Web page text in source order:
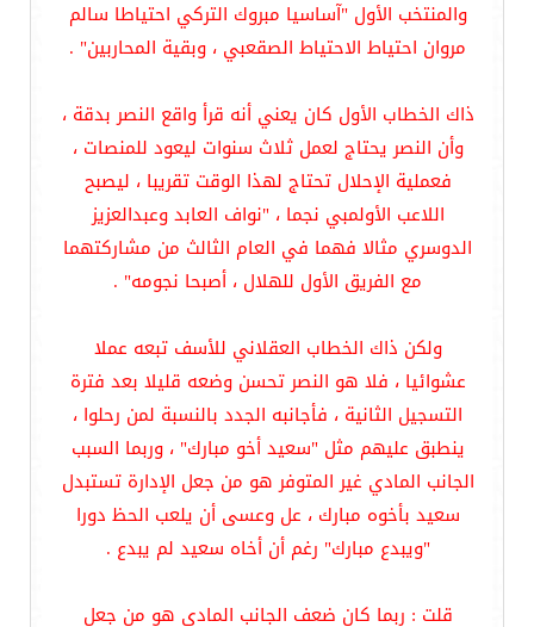
والمنتخب الأول "آساسيا مبروك التركي احتياطا سالم
مروان احتياط الاحتياط الصقعبي ، وبقية المحاربين" .
ذاك الخطاب الأول كان يعني أنه قرأ واقع النصر بدقة ،
وأن النصر يحتاج لعمل ثلاث سنوات ليعود للمنصات ،
فعملية الإحلال تحتاج لهذا الوقت تقريبا ، ليصبح
اللاعب الأولمبي نجما ، "نواف العابد وعبدالعزيز
الدوسري مثالا فهما في العام الثالث من مشاركتهما
مع الفريق الأول للهلال ، أصبحا نجومه" .
ولكن ذاك الخطاب العقلاني للأسف تبعه عملا
عشوائيا ، فلا هو النصر تحسن وضعه قليلا بعد فترة
التسجيل الثانية ، فأجانبه الجدد بالنسبة لمن رحلوا ،
ينطبق عليهم مثل "سعيد أخو مبارك" ، وربما السبب
الجانب المادي غير المتوفر هو من جعل الإدارة تستبدل
سعيد بأخوه مبارك ، عل وعسى أن يلعب الحظ دورا
"ويبدع مبارك" رغم أن أخاه سعيد لم يبدع .
قلت : ربما كان ضعف الجانب المادي هو من جعل